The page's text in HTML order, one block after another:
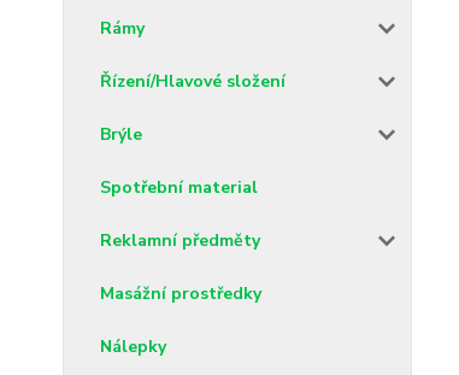
Rámy
Řízení/Hlavové složení
Brýle
Spotřební material
Reklamní předměty
Masážní prostředky
Nálepky